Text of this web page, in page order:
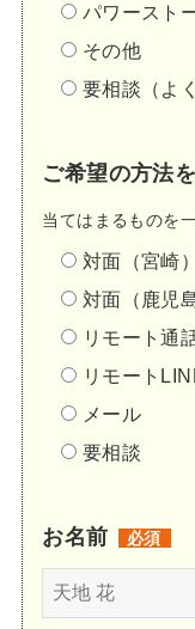
パワースト
その他
要相談（よ
ご希望の方法
当てはまるものを
対面（宮崎）
対面（鹿児島
リモート通
リモート
メール
要相談
お名前 必須